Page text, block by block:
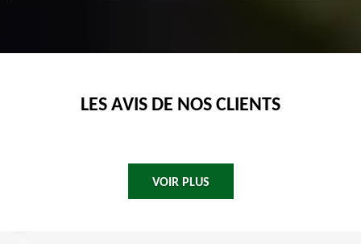
LES AVIS DE NOS CLIENTS
VOIR PLUS